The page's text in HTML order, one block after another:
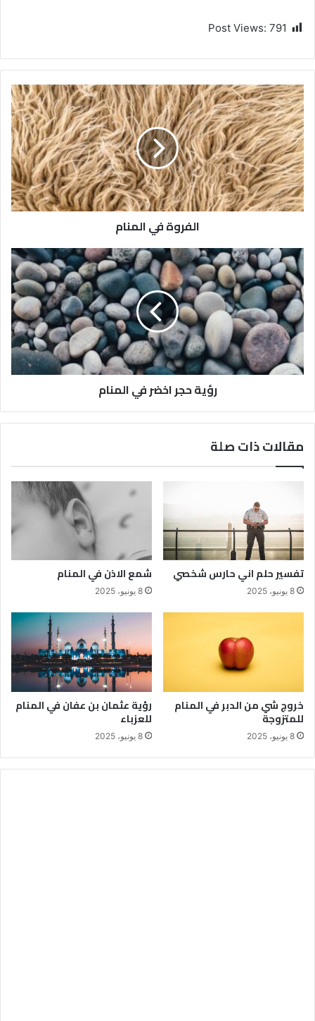
Post Views: 791
الفروة في المنام
رؤية حجر اخضر في المنام
مقالات ذات صلة
تفسير حلم اني حارس شخصي
8 يونيو، 2025
شمع الاذن في المنام
8 يونيو، 2025
خروج شي من الدبر في المنام
للمتزوجة
8 يونيو، 2025
رؤية عثمان بن عفان في المنام
للعزباء
8 يونيو، 2025